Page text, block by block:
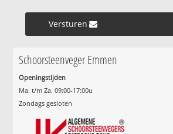
Versturen »
Schoorsteenveger Emmen
Openingstijden
Ma. t/m Za. 09:00-17:00u
Zondags gesloten